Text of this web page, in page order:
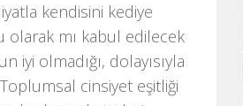
kendisini kediye
olarak mı kabul edilecek
olmadığı, dolayısıyla
cinsiyet eşitliği